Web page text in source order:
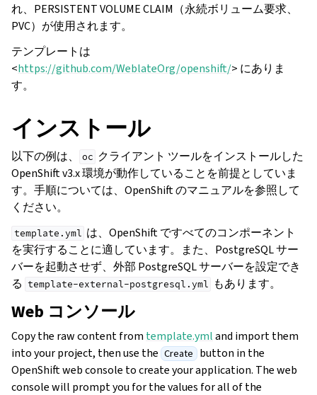
れ、PERSISTENT VOLUME CLAIM（永続ボリューム要求、
PVC）が使用されます。
テンプレートは
<https://github.com/WeblateOrg/openshift/> にありま
す。
インストール
以下の例は、 oc クライアント ツールをインストールした
OpenShift v3.x 環境が動作していることを前提としていま
す。手順については、OpenShift のマニュアルを参照して
ください。
template.yml は、OpenShift ですべてのコンポーネント
を実行することに適しています。また、PostgreSQL サー
バーを起動させず、外部 PostgreSQL サーバーを設定でき
る template-external-postgresql.yml もあります。
Web コンソール
Copy the raw content from template.ymland import them
into your project, then use the Create button in the
OpenShift web console to create your application. The web
console will prompt you for the values for all of the